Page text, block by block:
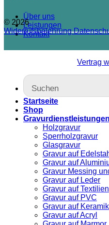
Über uns
Leistungen
Kontakt
© 2026
Widerrufsbelehrung
Vertrag
Startseite
Shop
Gravurdienstleistungen
Holzgravur
Sperrholzgravur
Glasgravur
Gravur auf
Gravur auf
Gravur Messing
Gravur auf Leder
Gravur auf Textilien
Gravur auf PVC
Gravur auf Keramik
Gravur auf Acryl